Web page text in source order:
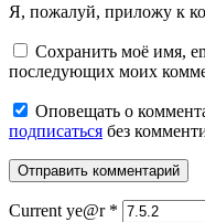
Я, пожалуй, приложу к
Сохранить моё имя,
последующих моих
Оповещать о
подписаться без
Current ye@r *